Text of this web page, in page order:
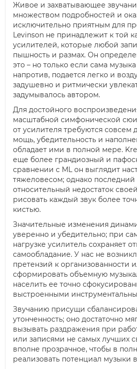
Живое и захватывающее
множеством подробностей и
исключительно приятным для
Levinson не принадлежит к той
усилителей, которые любой
пышность и размах. Он
это – но только если сама
напротив, подается легко и
задушевно и ритмически
задумывалось автором.
Для достойного
масштабной симфонической
от усилителя требуются совсем
мощь, убедительность и
обладает ими в полной мере.
еще более грандиозный и
сравнении с ML он выглядит
тяжеловесом; однако последний
относительный недостаток
рисовать каждый звук более
кистью.
Значительные изменения
уверенно и убедительно; при
нагрузке усилитель сохраняет
самообладание. У нас не
претензий к организованности
сформировать объемную
населить ее точно
выстроенными
Звучанию присущи
утонченность; оно достаточно
вызывать раздражения при
или записями не самых лучших
вполне прозрачное, чтобы в
реализовать потенциал музыки